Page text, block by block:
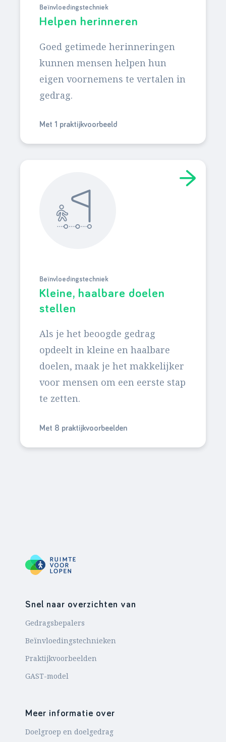
Beïnvloedingstechniek
Helpen herinneren
Goed getimede herinneringen
kunnen mensen helpen hun
eigen voornemens te vertalen in
gedrag.
Met 1 praktijkvoorbeeld
Beïnvloedingstechniek
Kleine, haalbare doelen
stellen
Als je het beoogde gedrag
opdeelt in kleine en haalbare
doelen, maak je het makkelijker
voor mensen om een eerste stap
te zetten.
Met 8 praktijkvoorbeelden
Snel naar overzichten van
Gedragsbepalers
Beïnvloedingstechnieken
Praktijkvoorbeelden
GAST-model
Meer informatie over
Doelgroep en doelgedrag